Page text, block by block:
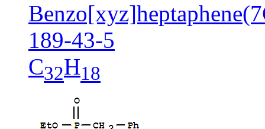
189-43-5
C32H18